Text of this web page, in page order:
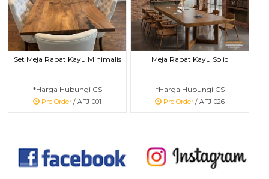
Set Meja Rapat Kayu Minimalis
*Harga Hubungi CS
Pre Order / AFJ-001
Meja Rapat Kayu Solid
*Harga Hubungi CS
Pre Order / AFJ-026